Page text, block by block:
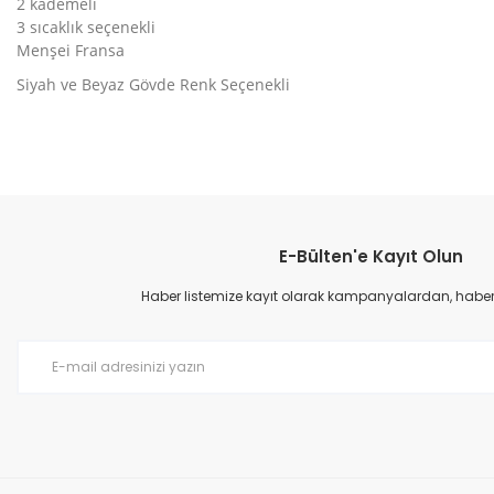
3 sıcaklık seçenekli
Menşei Fransa
Siyah ve Beyaz Gövde Renk Seçenekli
Ürün resmi kalitesiz, bozuk veya görüntülenemiyor.
Ürün açıklamasında eksik bilgiler bulunuyor.
E-Bülten'e Kayıt Olun
Haber listemize kayıt olarak kampanyalardan,